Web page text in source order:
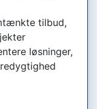
tilbud,
løsninger,